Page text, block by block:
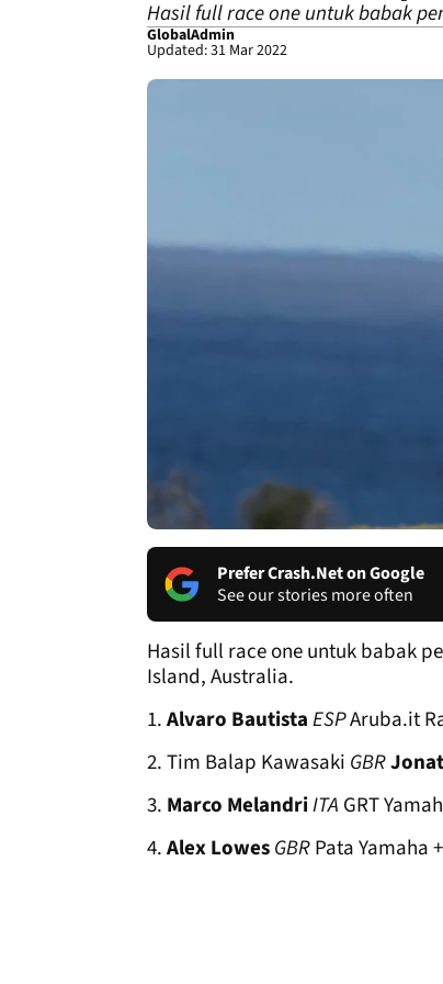
Hasil full race one untuk babak
GlobalAdmin
Updated: 31 Mar 2022
Prefer Crash.Net on Google
See our stories more often
Hasil full race one untuk babak
Island, Australia.
1.Alvaro BautistaESPAruba.it
2. Tim Balap Kawasaki GBR
3. Marco MelandriITA GRT
4.Alex LowesGBRPata Yamaha